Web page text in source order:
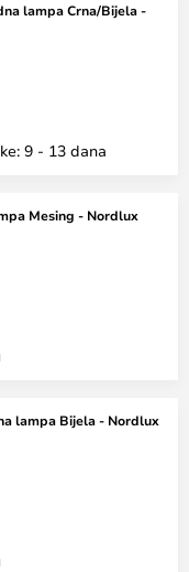
lampa Crna/Bijela -
9 - 13 dana
Mesing - Nordlux
lampa Bijela - Nordlux